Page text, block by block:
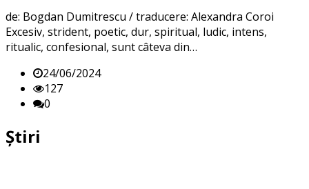
de: Bogdan Dumitrescu / traducere: Alexandra Coroi
Excesiv, strident, poetic, dur, spiritual, ludic, intens,
ritualic, confesional, sunt câteva din…
24/06/2024
127
0
Știri